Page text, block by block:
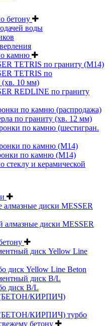
бетону
воды
камню
TETRIS по граниту (М14)
TETRIS по
(хв. 10 мм)
REDLINE по граниту
по камню (распродажа)
по граниту (хв. 12 мм)
по камню (шестигран.
по камню (M14)
по камню (M14)
стеклу и керамической
алмазные диски MESSER
алмазные диски MESSER
диск Yellow Line
диск Yellow Line Beton
диск B/L
диск B/L
(БЕТОН/КИРПИЧ)
КИРПИЧ) турбо
бетону